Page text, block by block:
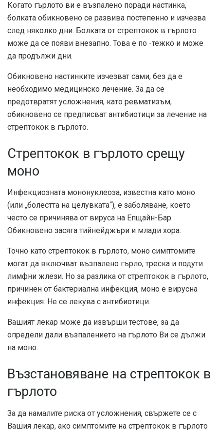
Когато гърлото ви е възпалено поради настинка,
болката обикновено се развива постепенно и изчезва
след няколко дни. Болката от стрептокок в гърлото
може да се появи внезапно. Това е по -тежко и може
да продължи дни.
Обикновено настинките изчезват сами, без да е
необходимо медицинско лечение. За да се
предотвратят усложнения, като ревматизъм,
обикновено се предписват антибиотици за лечение на
стрептокок в гърлото.
Стрептокок в гърлото срещу
моно
Инфекциозната мононуклеоза, известна като моно
(или „болестта на целувката“), е заболяване, което
често се причинява от вируса на Епщайн-Бар.
Обикновено засяга тийнейджъри и млади хора.
Точно като стрептокок в гърлото, моно симптомите
могат да включват възпалено гърло, треска и подути
лимфни жлези. Но за разлика от стрептокок в гърлото,
причинен от бактериална инфекция, моно е вирусна
инфекция. Не се лекува с антибиотици.
Вашият лекар може да извърши тестове, за да
определи дали възпалението на гърлото Ви се дължи
на моно.
Възстановяване на стрептокок в
гърлото
За да намалите риска от усложнения, свържете се с
Вашия лекар, ако симптомите на стрептокок в гърлото